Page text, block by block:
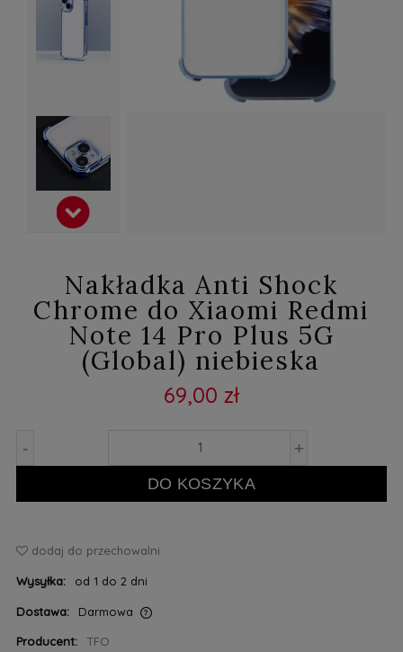
Nakładka Anti Shock
Chrome do Xiaomi Redmi
Note 14 Pro Plus 5G
(Global) niebieska
69,00 zł
- +
DO KOSZYKA
dodaj do przechowalni
Wysyłka: od 1 do 2 dni
Dostawa:
Darmowa
Producent:
TFO